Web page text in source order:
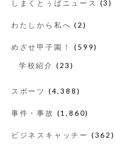
しまくとぅばニュース (3)
わたしから私へ (2)
めざせ甲子園！ (599)
学校紹介 (23)
スポーツ (4,388)
事件・事故 (1,860)
ビジネスキャッチー (362)